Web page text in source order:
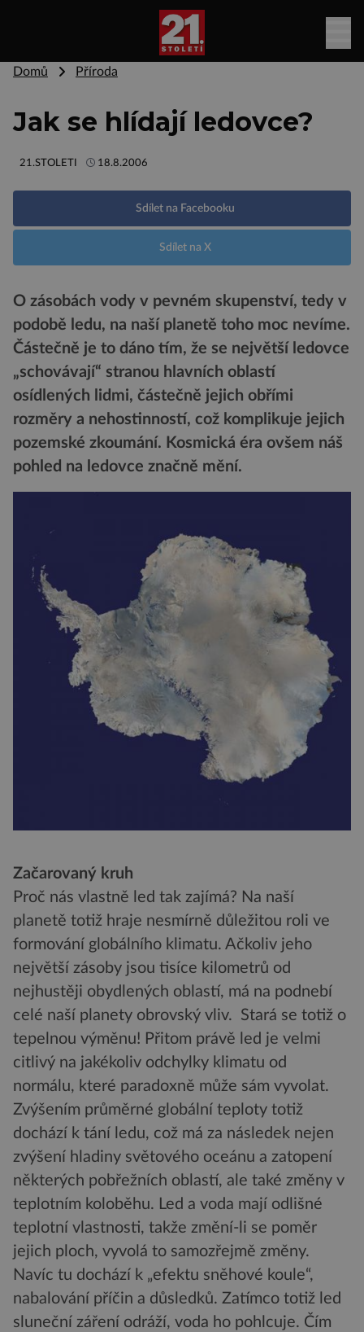
Domů Příroda
Jak se hlídají ledovce?
21.STOLETI 18.8.2006
Sdílet na Facebooku
Sdílet na X
O zásobách vody v pevném skupenství, tedy v
podobě ledu, na naší planetě toho moc nevíme.
Částečně je to dáno tím, že se největší ledovce
„schovávají“ stranou hlavních oblastí
osídlených lidmi, částečně jejich obřími
rozměry a nehostinností, což komplikuje jejich
pozemské zkoumání. Kosmická éra ovšem náš
pohled na ledovce značně mění.
Začarovaný kruh
Proč nás vlastně led tak zajímá? Na naší
planetě totiž hraje nesmírně důležitou roli ve
formování globálního klimatu. Ačkoliv jeho
největší zásoby jsou tisíce kilometrů od
nejhustěji obydlených oblastí, má na podnebí
celé naší planety obrovský vliv. Stará se totiž o
tepelnou výměnu! Přitom právě led je velmi
citlivý na jakékoliv odchylky klimatu od
normálu, které paradoxně může sám vyvolat.
Zvýšením průměrné globální teploty totiž
dochází k tání ledu, což má za následek nejen
zvýšení hladiny světového oceánu a zatopení
některých pobřežních oblastí, ale také změny v
teplotním koloběhu. Led a voda mají odlišné
teplotní vlastnosti, takže změní-li se poměr
jejich ploch, vyvolá to samozřejmě změny.
Navíc tu dochází k „efektu sněhové koule“,
nabalování příčin a důsledků. Zatímco totiž led
sluneční záření odráží, voda ho pohlcuje. Čím